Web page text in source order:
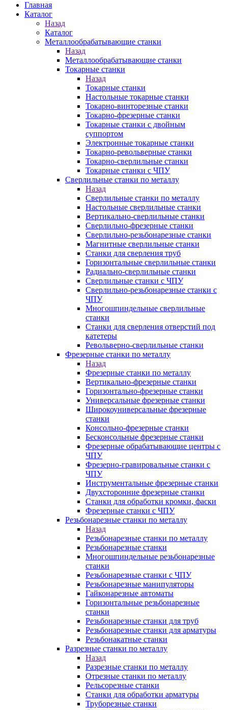
Главная
Каталог
Назад
Каталог
Металлообрабатывающие станки
Назад
Металлообрабатывающие станки
Токарные станки
Назад
Токарные станки
Настольные токарные станки
Токарно-винторезные станки
Токарно-фрезерные станки
Токарные станки с двойным
суппортом
Электронные токарные станки
Токарно-револьверные станки
Токарно-сверлильные станки
Токарные станки с ЧПУ
Сверлильные станки по металлу
Назад
Сверлильные станки по металлу
Настольные сверлильные станки
Вертикально-сверлильные станки
Сверлильно-фрезерные станки
Сверлильно-резьбонарезные станки
Магнитные сверлильные станки
Станки для сверления труб
Горизонтальные сверлильные станки
Радиально-сверлильные станки
Сверлильные станки с ЧПУ
Сверлильно-резьбонарезные станки с
ЧПУ
Многошпиндельные сверлильные
станки
Станки для сверления отверстий под
катетеры
Револьверно-сверлильные станки
Фрезерные станки по металлу
Назад
Фрезерные станки по металлу
Вертикально-фрезерные станки
Горизонтально-фрезерные станки
Универсальные фрезерные станки
Широкоуниверсальные фрезерные
станки
Консольно-фрезерные станки
Бесконсольные фрезерные станки
Фрезерные обрабатывающие центры с
ЧПУ
Фрезерно-гравировальные станки с
ЧПУ
Инструментальные фрезерные станки
Двухсторонние фрезерные станки
Станки для обработки кромки, фаски
Фрезерные станки с ЧПУ
Резьбонарезные станки по металлу
Назад
Резьбонарезные станки по металлу
Резьбонарезные станки
Многошпиндельные резьбонарезные
станки
Резьбонарезные станки с ЧПУ
Резьбонарезные манипуляторы
Гайконарезные автоматы
Горизонтальные резьбонарезные
станки
Резьбонарезные станки для труб
Резьбонарезные станки для арматуры
Резьбонакатные станки
Разрезные станки по металлу
Назад
Разрезные станки по металлу
Отрезные станки по металлу
Рельсорезные станки
Станки для обработки арматуры
Труборезные станки